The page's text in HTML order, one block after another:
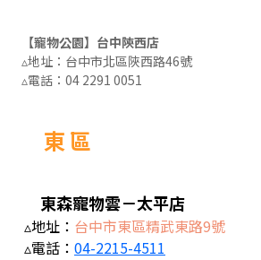
【寵物公園】台中陝西店
▵地址：台中市北區陜西路46號
▵電話：04 2291 0051
東 區
東森寵物雲－太平店
▵地址： 台中市東區精武東路9號
▵電話： 04-2215-4511